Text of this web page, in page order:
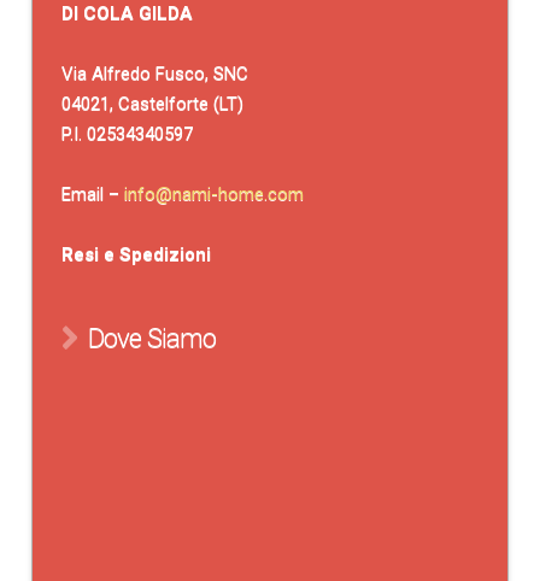
DI COLA GILDA
Via Alfredo Fusco, SNC
04021, Castelforte (LT)
P.I. 02534340597
Email – info@nami-home.com
Resi e Spedizioni
Dove Siamo